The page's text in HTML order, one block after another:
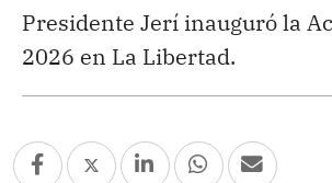
Presidente Jerí inauguró la
2026 en La Libertad.